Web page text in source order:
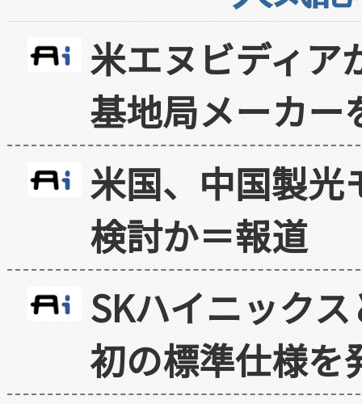
米エヌビディア
基地局メーカー
米国、中国製光
検討か＝報道
SKハイニック
初の標準仕様を